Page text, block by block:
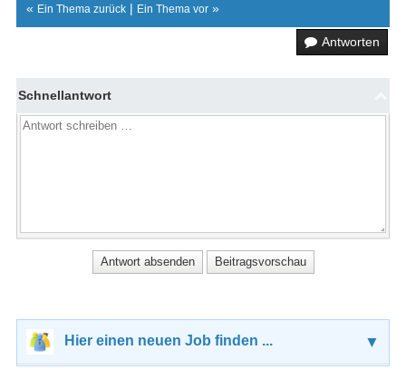
« Ein Thema zurück| Ein Thema vor»
Antworten
Schnellantwort
Hier einen neuen Job finden ... ▼